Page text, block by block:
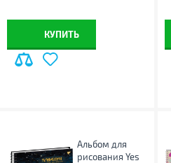
КУПИТЬ
Альбом для
рисования Yes